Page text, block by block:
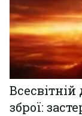
зброї: